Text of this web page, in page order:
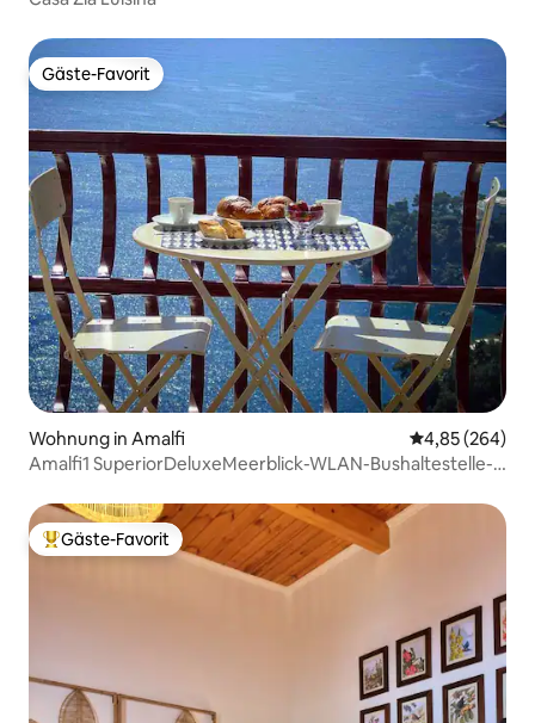
Gäste-Favorit
Gäste-Favorit
Wohnung in Amalfi
4,85 (264)
Amalfi1 SuperiorDeluxeMeerblick-WLAN-Bushaltestelle-
Beliebter Gäste-Favorit.
Gäste-Favorit